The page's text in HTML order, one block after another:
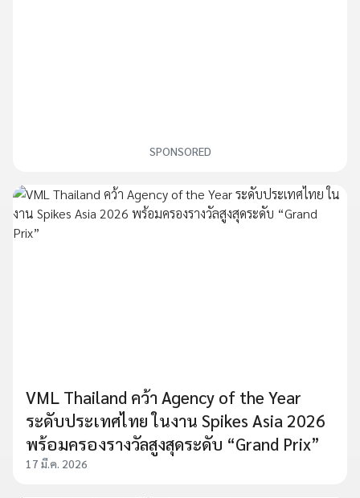
SPONSORED
VML Thailand คว้า Agency of the Year
ระดับประเทศไทย ในงาน Spikes Asia 2026
พร้อมครองรางวัลสูงสุดระดับ “Grand Prix”
17 มี.ค. 2026